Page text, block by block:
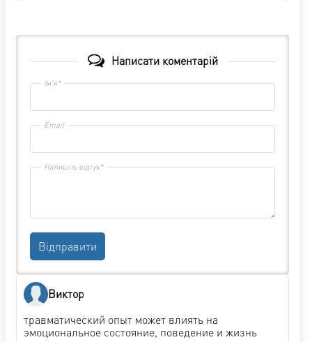
Виктор
травматический опыт может влиять на
эмоциональное состояние, поведение и жизнь
Написати коментарій
Ім'я*
Email
Напишіть відгук*
Відправити